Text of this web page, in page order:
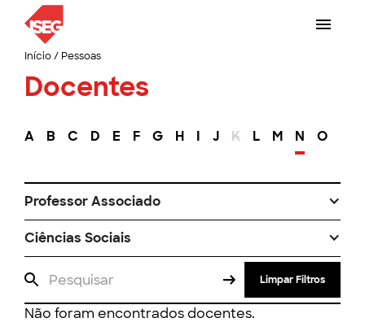
Início/ Pessoas
Docentes
A B C D E F G H I J K L M N O
Professor Associado
Ciências Sociais
Limpar Filtros
Não foram encontrados docentes.